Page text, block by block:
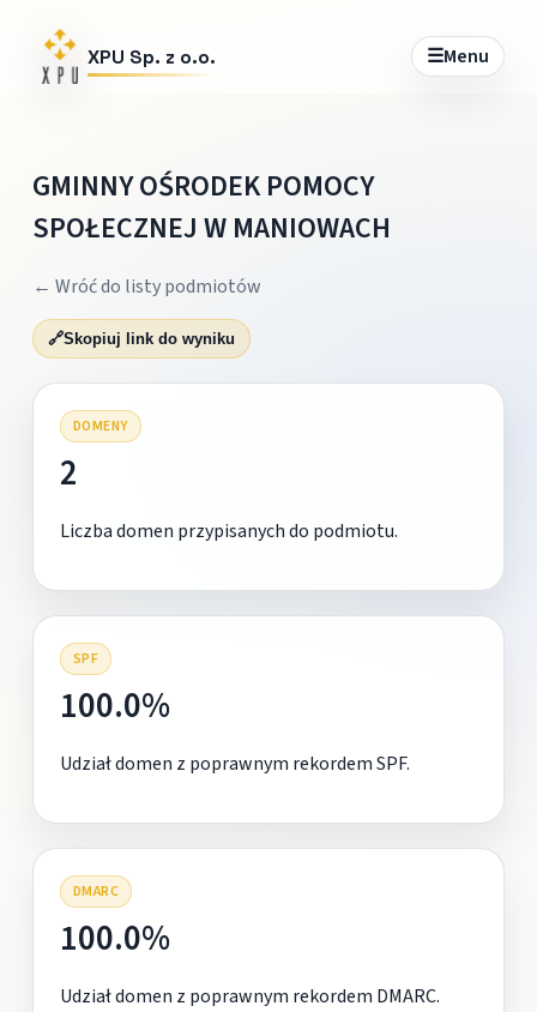
XPU Sp. z o.o. ☰Menu
GMINNY OŚRODEK POMOCY
SPOŁECZNEJ W MANIOWACH
← Wróć do listy podmiotów
🔗Skopiuj link do wyniku
DOMENY
2
Liczba domen przypisanych do podmiotu.
SPF
100.0%
Udział domen z poprawnym rekordem SPF.
DMARC
100.0%
Udział domen z poprawnym rekordem DMARC.